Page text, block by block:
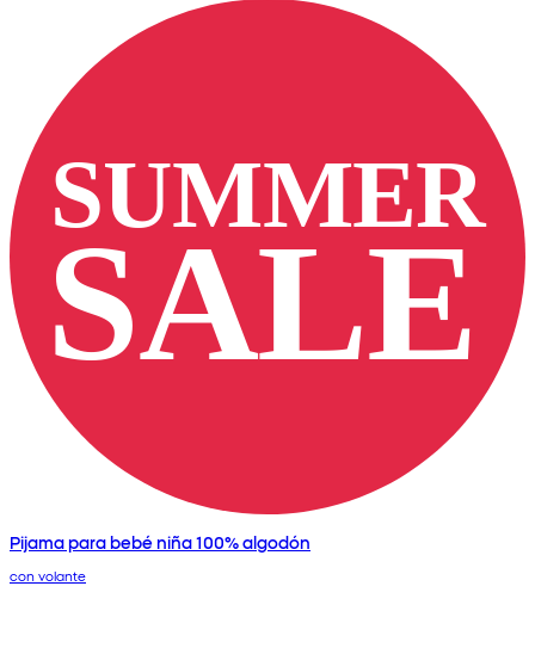
Pijama para bebé niña 100% algodón
con volante